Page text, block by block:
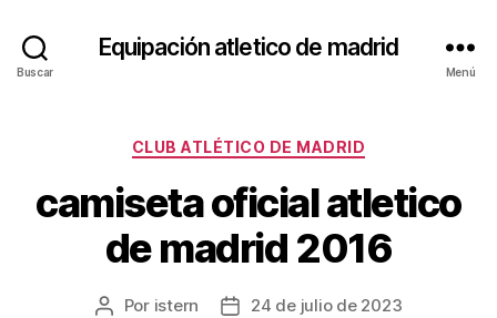
Buscar
Equipación atletico de madrid
Menú
Categorías
CLUB ATLÉTICO DE MADRID
camiseta oficial atletico
de madrid 2016
Autor
Por istern
Fecha24 de julio de 2023